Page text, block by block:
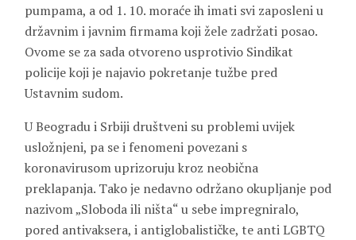
pumpama, a od 1. 10. moraće ih imati svi zaposleni u
državnim i javnim firmama koji žele zadržati posao.
Ovome se za sada otvoreno usprotivio Sindikat
policije koji je najavio pokretanje tužbe pred
Ustavnim sudom.
U Beogradu i Srbiji društveni su problemi uvijek
usložnjeni, pa se i fenomeni povezani s
koronavirusom uprizoruju kroz neobična
preklapanja. Tako je nedavno održano okupljanje pod
nazivom „Sloboda ili ništa“ u sebe impregniralo,
pored antivaksera, i antiglobalističke, te anti LGBTQ